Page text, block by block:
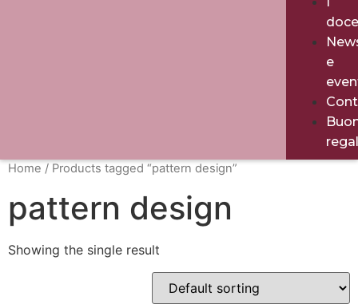
e
Home / Products tagged “pattern design”
pattern design
Showing the single result